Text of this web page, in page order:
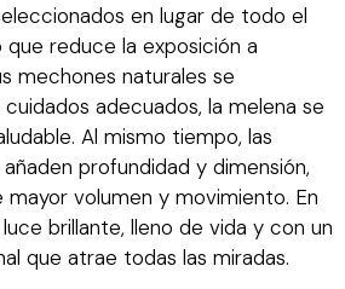
en lugar de todo el
que reduce la exposición a
mechones naturales se
adecuados, la melena se
Al mismo tiempo, las
profundidad y dimensión,
mayor volumen y movimiento. En
brillante, lleno de vida y con un
que atrae todas las miradas.